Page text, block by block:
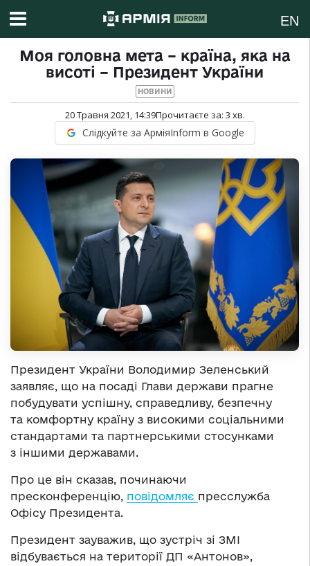
EN
Моя головна мета – країна, яка на
висоті – Президент України
НОВИНИ
20 Травня 2021, 14:39Прочитаєте за: 3 хв.
Слідкуйте за АрміяInform в Google
Президент України Володимир Зеленський
заявляє, що на посаді Глави держави прагне
побудувати успішну, справедливу, безпечну
та комфортну країну з високими соціальними
стандартами та партнерськими стосунками
з іншими державами.
Про це він сказав, починаючи
пресконференцію, повідомляє пресслужба
Офісу Президента.
Президент зауважив, що зустріч зі ЗМІ
відбувається на території ДП «Антонов»,